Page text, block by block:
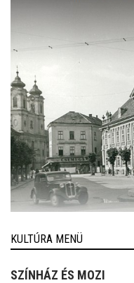
KULTÚRA MENÜ
SZÍNHÁZ ÉS MOZI